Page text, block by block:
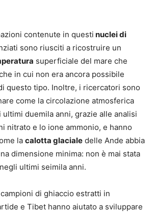
contenute in questi nuclei di
sono riusciti a ricostruire un
superficiale del mare che
in cui non era ancora possibile
questo tipo. Inoltre, i ricercatori sono
come la circolazione atmosferica
ultimi duemila anni, grazie alle analisi
nitrato e lo ione ammonio, e hanno
la calotta glaciale delle Ande abbia
dimensione minima: non è mai stata
ultimi seimila anni.
di ghiaccio estratti in
e Tibet hanno aiutato a sviluppare